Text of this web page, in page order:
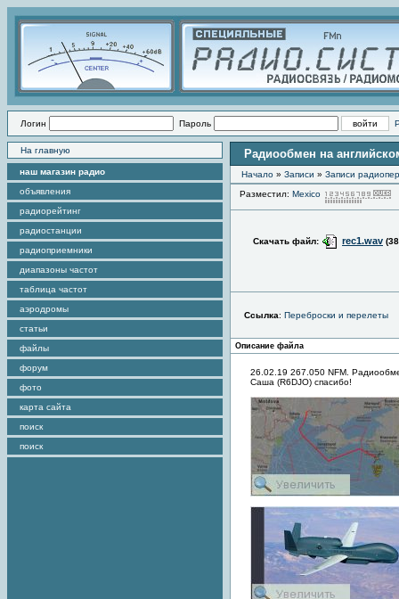
Логин Пароль
На главную
наш магазин радио
объявления
радиорейтинг
радиостанции
радиоприемники
диапазоны частот
таблица частот
аэродромы
статьи
файлы
форум
фото
карта сайта
поиск
поиск
Радиообмен на
Начало » Записи » Записи
Разместил: Mexico
Скачать файл: rec1.wav
Ссылка: Переброски и перелеты
Описание файла
26.02.19 267.050 NFM.
Саша (R6DJO) спасибо!